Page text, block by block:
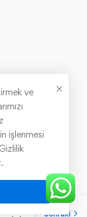
Sonraki
ve
işlenmesi